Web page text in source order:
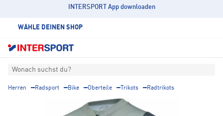
INTERSPORT App downloaden
WÄHLE DEINEN SHOP
Wonach suchst du?
Herren Radsport Bike Oberteile Trikots Radtrikots